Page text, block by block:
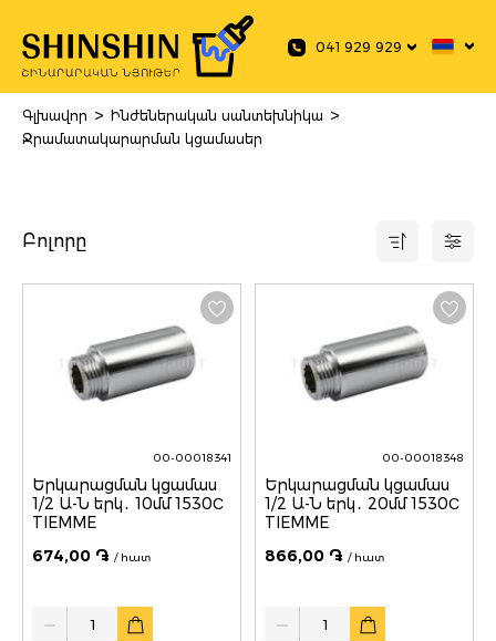
041 929 929
Գլխավոր > Ինժեներական սանտեխնիկա >
Ջրամատակարարման կցամասեր
Բոլորը
00-00018341
Երկարացման կցամաս
1/2 Ա-Ն երկ․ 10մմ 1530С
TIEMME
674,00 ֏ / հատ
Quantity
00-00018348
Երկարացման կցամաս
1/2 Ա-Ն երկ․ 20մմ 1530С
TIEMME
866,00 ֏ / հատ
Quantity